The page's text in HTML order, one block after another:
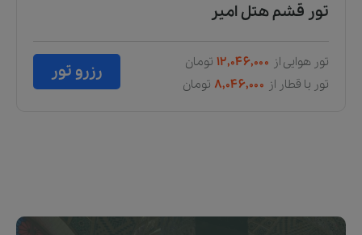
تور قشم هتل آپارتمان قباد
رزرو تور تور هوایی از ۱۱,۷۲۱,۰۰۰ تومان
تور با قطار از ۷,۷۲۱,۰۰۰ تومان